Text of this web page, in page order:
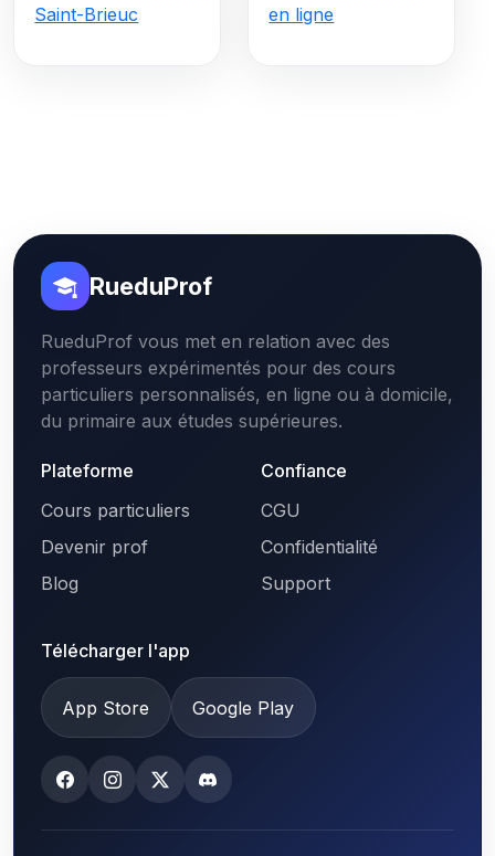
Saint-Brieuc
en ligne
RueduProf
RueduProf vous met en relation avec des
professeurs expérimentés pour des cours
particuliers personnalisés, en ligne ou à domicile,
du primaire aux études supérieures.
Plateforme
Cours particuliers
Devenir prof
Blog
Confiance
CGU
Confidentialité
Support
Télécharger l'app
App Store Google Play